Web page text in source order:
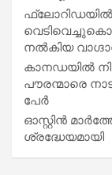
ഫ്ലോറിഡയിൽ
നൽകിയ
കാനഡയിൽ
പൗരന്മാരെ
പേർ
ഓസ്റ്റിൻ
ശ്രദ്ധേയമായി